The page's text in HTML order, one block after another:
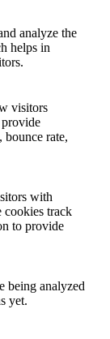
analyze the
helps in
visitors
rate,
with
cookies track
to provide
being analyzed
yet.